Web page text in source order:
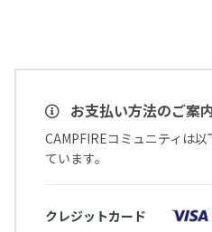
お支払い方法のご案内
CAMPFIREコミュニティは
ています。
クレジットカード